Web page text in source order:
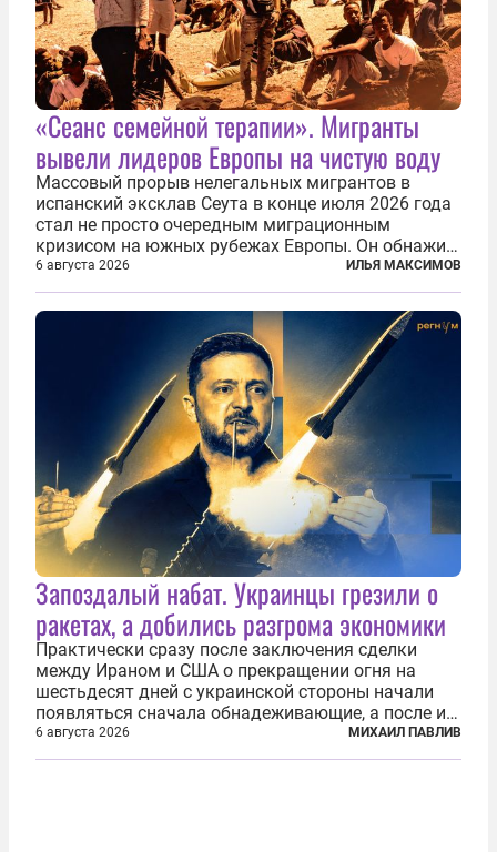
«Сеанс семейной терапии». Мигранты
вывели лидеров Европы на чистую воду
Массовый прорыв нелегальных мигрантов в
испанский эксклав Сеута в конце июля 2026 года
стал не просто очередным миграционным
кризисом на южных рубежах Европы. Он обнажил
фундаментальный раскол внутри Евросоюза,
продемонстрировав, что десятилетиями
выстраивавшаяся миграционная политика ЕС
6 августа 2026 ИЛЬЯ МАКСИМОВ
Запоздалый набат. Украинцы грезили о
ракетах, а добились разгрома экономики
Практически сразу после заключения сделки
между Ираном и США о прекращении огня на
шестьдесят дней с украинской стороны начали
появляться сначала обнадеживающие, а после и
вовсе бравурные заявления про некий «перелом»
в войне. Вероятно, в сознании первых лиц
6 августа 2026 МИХАИЛ ПАВЛИВ